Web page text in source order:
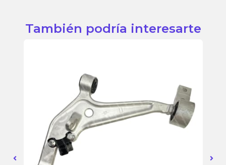
También podría interesarte